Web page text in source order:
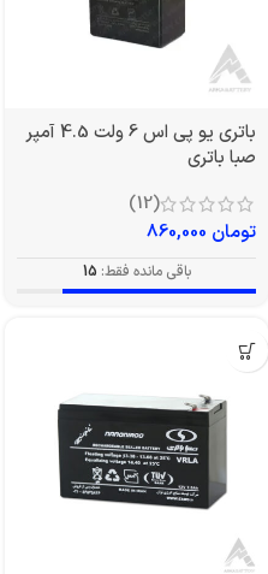
باتری یو پی اس 6 ولت 4.5 آمپر
صبا باتری
(12)
تومان
باقی مانده فقط: 15